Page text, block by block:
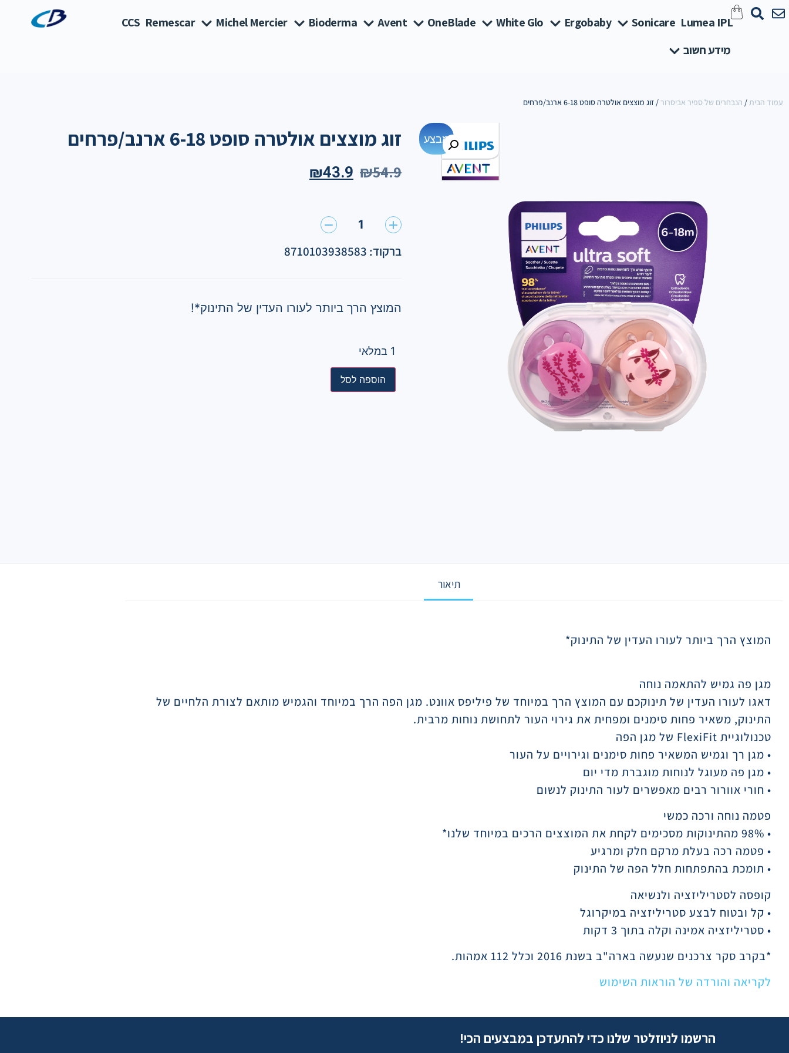
Lumea IPL
Sonicare
Ergobaby
White Glo
OneBlade
Avent
Bioderma
Michel Mercier
Remescar
CCS
מידע חשוב
עמוד הבית/ הנבחרים של ספיר אביסרור/ זוג מוצצים אולטרה סופט 6-18 ארנב/פרחים
מבצע זוג מוצצים אולטרה סופט 6-18 ארנב/פרחים
₪54.9
₪43.9
1
ברקוד: 8710103938583
המוצץ הרך ביותר לעורו העדין של התינוק*!
1 במלאי
הוספה לסל
תיאור
המוצץ הרך ביותר לעורו העדין של התינוק*
מגן פה גמיש להתאמה נוחה
דאגו לעורו העדין של תינוקכם עם המוצץ הרך במיוחד של פיליפס אוונט. מגן הפה הרך במיוחד והגמיש מותאם לצורת הלחיים של
התינוק, משאיר פחות סימנים ומפחית את גירוי העור לתחושת נוחות מרבית.
טכנולוגיית FlexiFit של מגן הפה
• מגן רך וגמיש המשאיר פחות סימנים וגירויים על העור
• מגן פה מעוגל לנוחות מוגברת מדי יום
• חורי אוורור רבים מאפשרים לעור התינוק לנשום
פטמה נוחה ורכה כמשי
• 98% מהתינוקות מסכימים לקחת את המוצצים הרכים במיוחד שלנו*
• פטמה רכה בעלת מרקם חלק ומרגיע
• תומכת בהתפתחות חלל הפה של התינוק
קופסה לסטריליזציה ולנשיאה
• קל ובטוח לבצע סטריליזציה במיקרוגל
• סטריליזציה אמינה וקלה בתוך 3 דקות
*בקרב סקר צרכנים שנעשה בארה"ב בשנת 2016 וכלל 112 אמהות.
לקריאה והורדה של הוראות השימוש
הרשמו לניוזלטר שלנו כדי להתעדכן במבצעים הכי!